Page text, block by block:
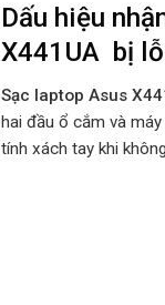
Dấu hiệu
X441UA bị
Sạc laptop Asus
hai đầu ổ cắm và
tính xách tay khi